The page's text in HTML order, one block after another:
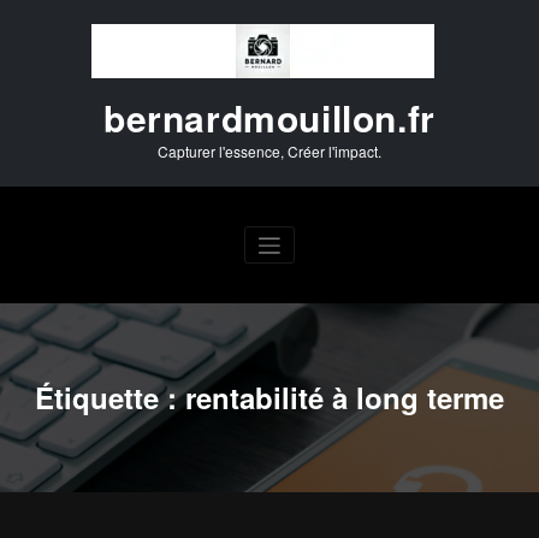
bernardmouillon.fr
Capturer l'essence, Créer l'impact.
Étiquette : rentabilité à long terme